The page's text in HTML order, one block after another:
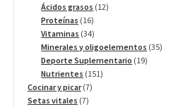
productos
Ácidos grasos 1212
Proteínas 1616
productos
Vitaminas 3434
productos
Minerales y oligoelementos 3535
Deporte Suplementario 1919
Nutrientes 151151
Cocinar y picar 77
Setas vitales 77